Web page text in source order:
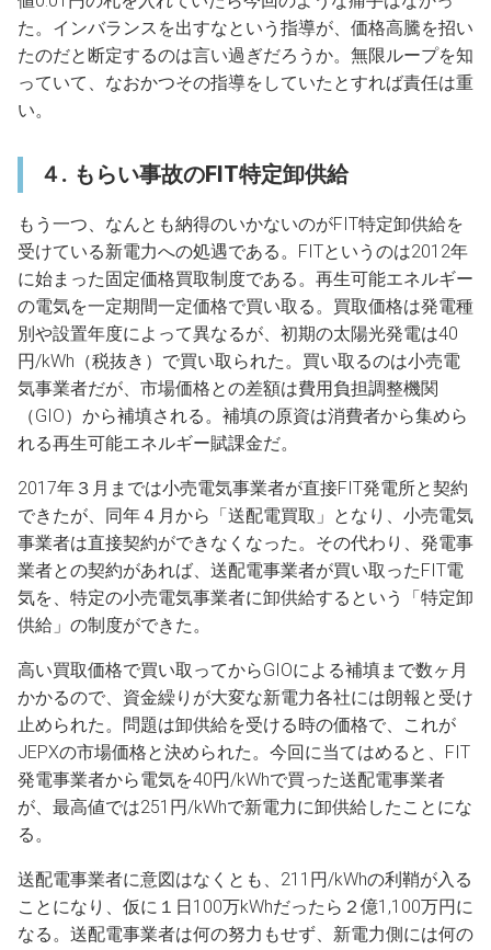
た。インバランスを出すなという指導が、価格高騰を招い
たのだと断定するのは言い過ぎだろうか。無限ループを知
っていて、なおかつその指導をしていたとすれば責任は重
い。
４. もらい事故のFIT特定卸供給
もう一つ、なんとも納得のいかないのがFIT特定卸供給を
受けている新電力への処遇である。FITというのは2012年
に始まった固定価格買取制度である。再生可能エネルギー
の電気を一定期間一定価格で買い取る。買取価格は発電種
別や設置年度によって異なるが、初期の太陽光発電は40
円/kWh（税抜き）で買い取られた。買い取るのは小売電
気事業者だが、市場価格との差額は費用負担調整機関
（GIO）から補填される。補填の原資は消費者から集めら
れる再生可能エネルギー賦課金だ。
2017年３月までは小売電気事業者が直接FIT発電所と契約
できたが、同年４月から「送配電買取」となり、小売電気
事業者は直接契約ができなくなった。その代わり、発電事
業者との契約があれば、送配電事業者が買い取ったFIT電
気を、特定の小売電気事業者に卸供給するという「特定卸
供給」の制度ができた。
高い買取価格で買い取ってからGIOによる補填まで数ヶ月
かかるので、資金繰りが大変な新電力各社には朗報と受け
止められた。問題は卸供給を受ける時の価格で、これが
JEPXの市場価格と決められた。今回に当てはめると、FIT
発電事業者から電気を40円/kWhで買った送配電事業者
が、最高値では251円/kWhで新電力に卸供給したことにな
る。
送配電事業者に意図はなくとも、211円/kWhの利鞘が入る
ことになり、仮に１日100万kWhだったら２億1,100万円に
なる。送配電事業者は何の努力もせず、新電力側には何の